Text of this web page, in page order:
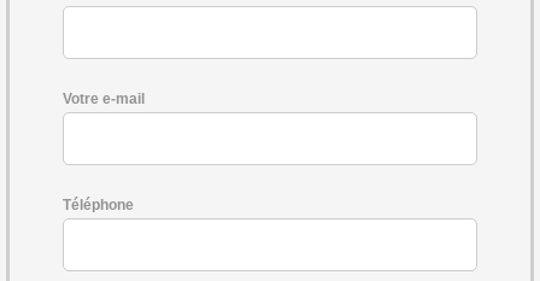
Votre e-mail
Téléphone